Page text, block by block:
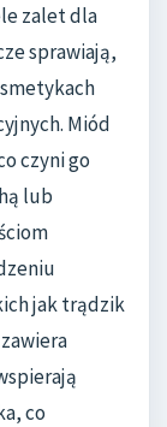
zalet dla
sprawiają,
Miód
czyni go
lub
jak trądzik
co